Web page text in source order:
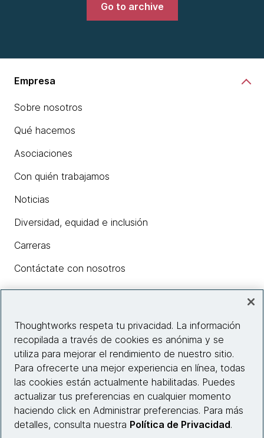
Go to archive
Empresa
Sobre nosotros
Qué hacemos
Asociaciones
Con quién trabajamos
Noticias
Diversidad, equidad e inclusión
Carreras
Contáctate con nosotros
Información del sitio web
Conecta con nosotros
Thoughtworks respeta tu privacidad. La información
recopilada a través de cookies es anónima y se
utiliza para mejorar el rendimiento de nuestro sitio.
Para ofrecerte una mejor experiencia en línea, todas
las cookies están actualmente habilitadas. Puedes
actualizar tus preferencias en cualquier momento
haciendo click en Administrar preferencias. Para más
detalles, consulta nuestra Política de Privacidad.